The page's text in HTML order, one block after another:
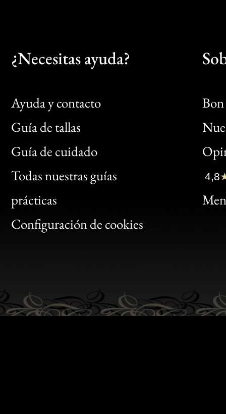
¿Necesitas ayuda?
Ayuda y contacto
Guía de tallas
Guía de cuidado
Todas nuestras guías
prácticas
Configuración de cookies
Bon
Clic
Bon
4,8